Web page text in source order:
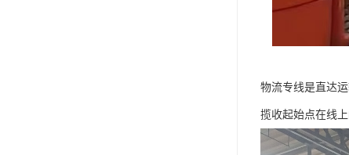
物流专线是直达
揽收起始点在线